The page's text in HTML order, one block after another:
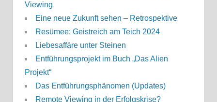
Viewing
Eine neue Zukunft sehen – Retrospektive
Resümee: Geistreich am Teich 2024
Liebesaffäre unter Steinen
Entführungsprojekt im Buch „Das Alien
Projekt“
Das Entführungsphänomen (Updates)
Remote Viewing in der Erfolgskrise?